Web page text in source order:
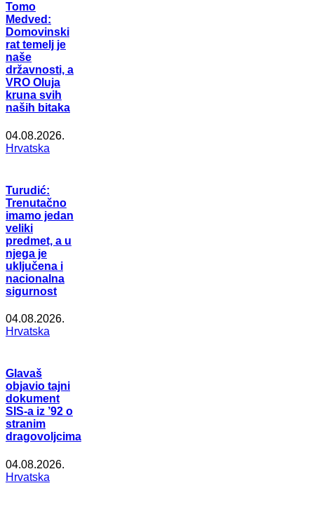
Tomo
Medved:
Domovinski
rat temelj je
naše
državnosti, a
VRO Oluja
kruna svih
naših bitaka
04.08.2026.
Hrvatska
Turudić:
Trenutačno
imamo jedan
veliki
predmet, a u
njega je
uključena i
nacionalna
sigurnost
04.08.2026.
Hrvatska
Glavaš
objavio tajni
dokument
SIS-a iz ’92 o
stranim
dragovoljcima
04.08.2026.
Hrvatska